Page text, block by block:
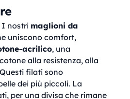
I nostri maglioni da
uniscono comfort,
acrilico, una
alla resistenza, alla
filati sono
dei più piccoli. La
per una divisa che rimane